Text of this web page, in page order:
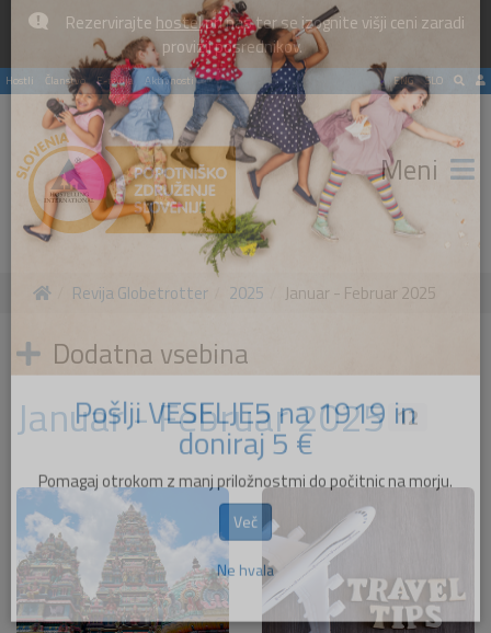
Rezervirajte hostelpri nas ter se izognite višji ceni zaradi
provizij posrednikov. ×
Hostli Članstvo E-revija Aktivnosti SLO
ENG
Meni
Revija Globetrotter 2025 Januar - Februar 2025
Dodatna vsebina
Januar - Februar 2025 12
Pošlji VESELJE5 na 1919 in
doniraj 5 €
Pomagaj otrokom z manj priložnostmi do počitnic na morju.
Več